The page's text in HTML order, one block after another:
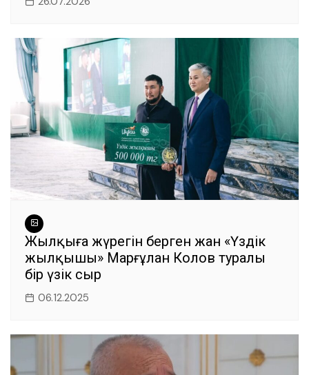
Жылқыға жүрегін берген жан «Үздік
жылқышы» Марғұлан Колов туралы
бір үзік сыр
06.12.2025